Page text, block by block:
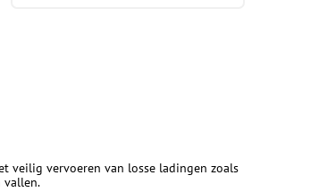
veilig vervoeren van losse ladingen zoals
vallen.